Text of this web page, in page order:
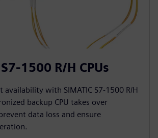
1500 R/H CPUs
availability with SIMATIC S7-1500 R/H
backup CPU takes over
data loss and ensure